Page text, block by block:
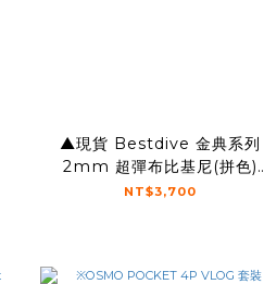
▲現貨 Bestdive 金典系列
2mm 超彈布比基尼(拼色)
2026
NT$3,700